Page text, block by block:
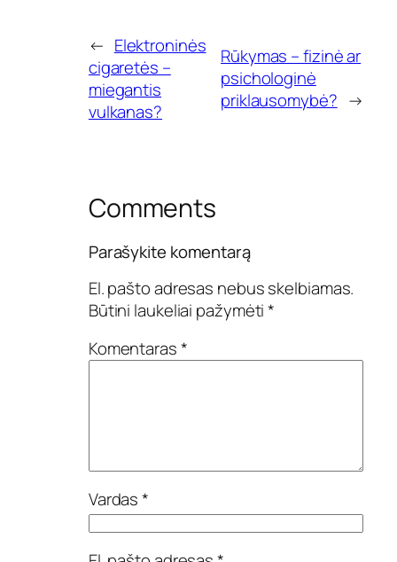
← Elektroninės
cigaretės –
miegantis
vulkanas?
Rūkymas – fizinė ar
psichologinė
priklausomybė? →
Comments
Parašykite komentarą
El. pašto adresas nebus skelbiamas.
Būtini laukeliai pažymėti*
Komentaras*
Vardas*